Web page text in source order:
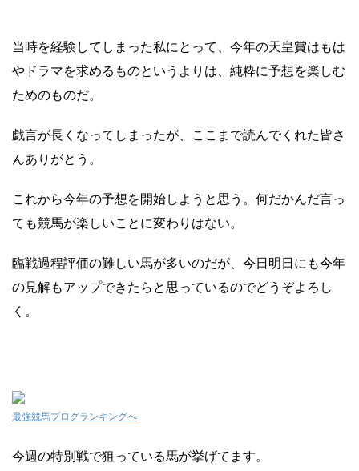
当時を経験してしまった私にとって、今年の天皇賞はもは
やドラマを求めるものというよりは、純粋に予想を楽しむ
ためのものだ。
戯言が長くなってしまったが、ここまで読んでくれた皆さ
んありがとう。
これから今年の予想を開始しようと思う。何だかんだ言っ
ても競馬が楽しいことに変わりはない。
臨戦過程評価の難しい馬が多いのだが、今日明日にも今年
の見解もアップできたらと思っているのでどうぞよろし
く。
最強競馬ブログランキングへ
今週の特別戦で狙っている馬が挙げてます。